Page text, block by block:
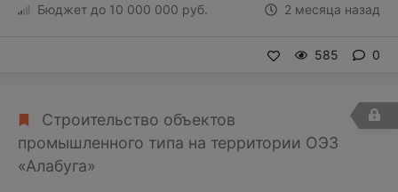
2 месяца назад
Бюджет до 10 000 000 руб.
585 0
Строительство объектов
промышленного типа на территории ОЭЗ
«Алабуга»